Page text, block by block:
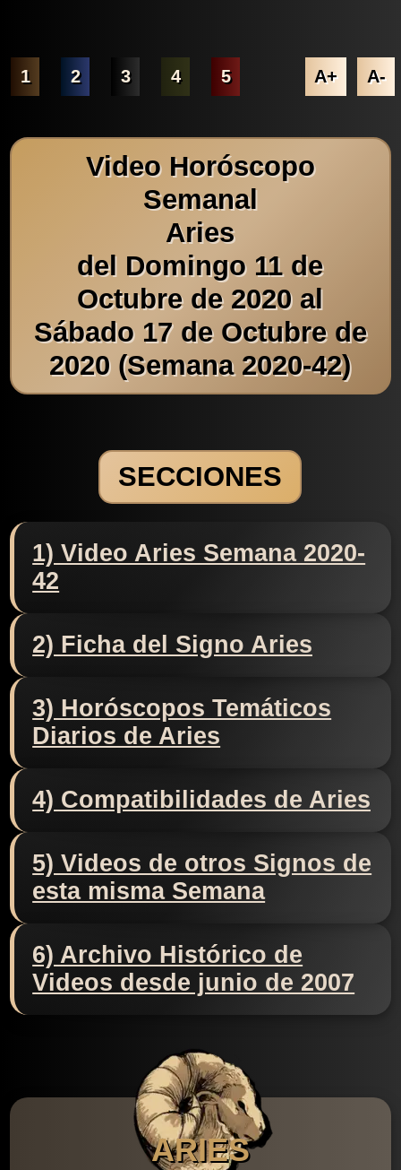
1 2 3 4 5 A+ A-
Video Horóscopo
Semanal
Aries
del Domingo 11 de
Octubre de 2020 al
Sábado 17 de Octubre de
2020 (Semana 2020-42)
SECCIONES
1) Video Aries Semana 2020-
42
2) Ficha del Signo Aries
3) Horóscopos Temáticos
Diarios de Aries
4) Compatibilidades de Aries
5) Videos de otros Signos de
esta misma Semana
6) Archivo Histórico de
Videos desde junio de 2007
ARIES